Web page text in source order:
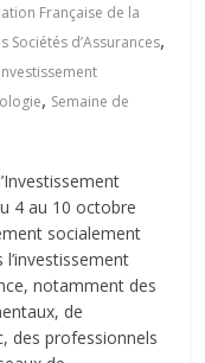
Française de la
Sociétés d’Assurances,
Investissement
, Semaine de
4 au 10 octobre
socialement
notamment des
de
des professionnels